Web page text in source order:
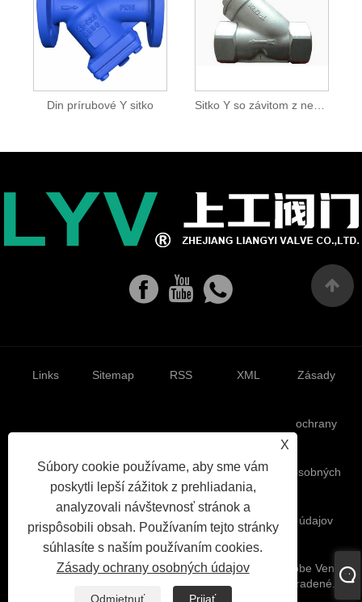
Din prírubové Y sitko Sitko Y so závitom z nehrdzavejúcej ocele
X
Súbory cookie používame, aby sme vám
poskytli lepší zážitok z prehliadania,
analyzovali návštevnosť stránok a
prispôsobili obsah. Používaním tejto stránky
súhlasíte s naším používaním cookies.
Zásady ochrany osobných údajov
Odmietnuť Prijať
Links Sitemap RSS XML Zásady
ochrany
osobných
údajov
Copyright © 2023 Zhejiang Liangyi Valve Co., Ltd. - Globe Ventil,
guľový ventil, ventily Casting Gate - všetky práva vyhradené.